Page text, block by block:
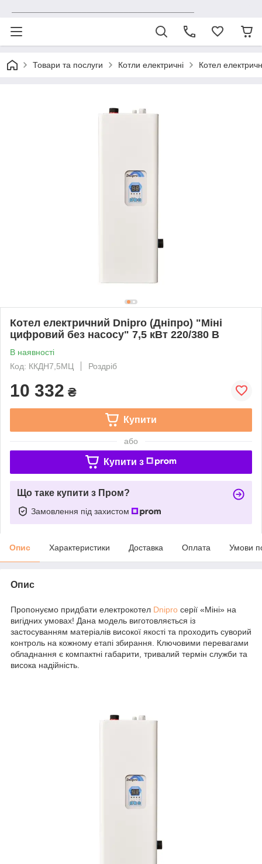
Товари та послуги Котли електричні Котел
Котел електричний Dnipro (Дніпро) "Міні
цифровий без насосу" 7,5 кВт 220/380 В
В наявності
Код: ККДН7,5МЦ
Роздріб
10 332 ₴
Купити
або
Купити з
Що таке купити з Пром?
Замовлення під захистом
Опис Характеристики Доставка Оплата Умови
Опис
Пропонуємо придбати електрокотел Dnipro серії «Міні» на
вигідних умовах! Дана модель виготовляється із
застосуванням матеріалів високої якості та проходить суворий
контроль на кожному етапі збирання. Ключовими перевагами
обладнання є компактні габарити, тривалий термін служби та
висока надійність.